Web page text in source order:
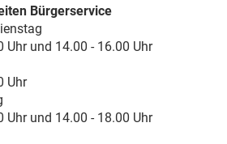
Bürgerservice
Uhr und 14.00 - 16.00 Uhr
Uhr
Uhr und 14.00 - 18.00 Uhr